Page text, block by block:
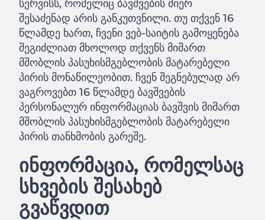
სერვისს, რომელიც ბავშვების მიერ
შესაძენად არის განკუთვნილი. თუ თქვენ 16
წლამდე ხართ, ჩვენი ვებ-საიტის გამოყენება
შეგიძლიათ მხოლოდ თქვენს მიმართ
მშობლის პასუხისმგებლობის მატარებელი
პირის მონაწილეობით. ჩვენ შეგნებულად არ
ვაგროვებთ 16 წლამდე ბავშვების
პერსონალურ ინფორმაციას ბავშვის მიმართ
მშობლის პასუხისმგებლობის მატარებელი
პირის თანხმობის გარეშე.
ინფორმაცია, რომელსაც
სხვების შესახებ
გვაწვდით